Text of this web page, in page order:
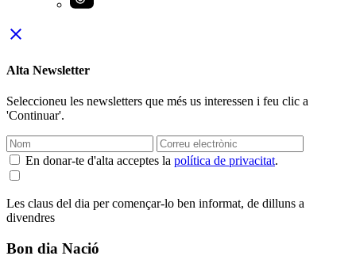
close
Alta Newsletter
Seleccioneu les newsletters que més us interessen i feu clic a
'Continuar'.
En donar-te d'alta acceptes la política de privacitat.
Les claus del dia per començar-lo ben informat, de dilluns a
divendres
Bon dia Nació